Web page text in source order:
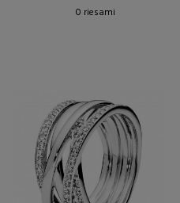
0 riesami